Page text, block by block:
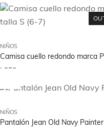
NIÑOS
Camisa cuello redondo marca
NIÑOS
Pantalón Jean Old Navy